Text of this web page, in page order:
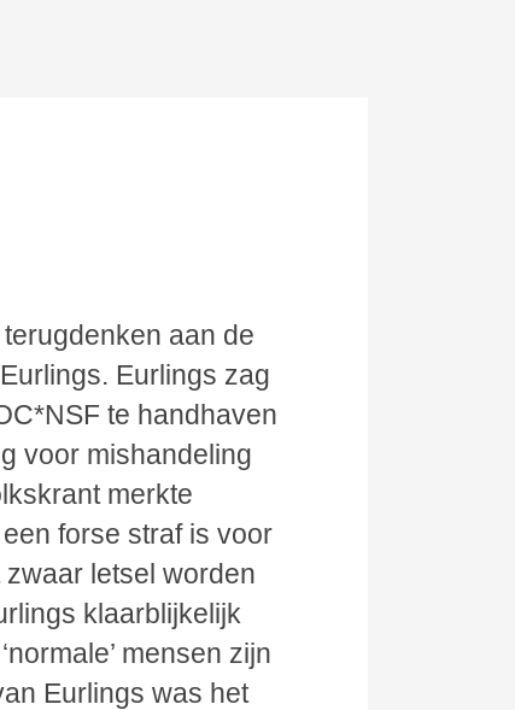
aan de
Eurlings zag
te handhaven
voor mishandeling
merkte
forse straf is voor
letsel worden
klaarblijkelijk
mensen zijn
Eurlings was het